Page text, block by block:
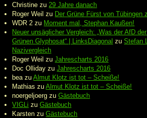
Christine zu 29 Jahre danach
Roger Weil zu Der Grüne Fürst von Tübingen
WDR 2 zu Moment mal, Stephan Kaußen!
Neuer unsäglicher Vergleich: „Was der AfD
Grünen Glyphosat“ | LinksDiagonal zuStefan
Nazivergleich
Roger Weil zuJahrescharts 2016
Doc Olliday zuJahrescharts 2016
bea zuAlmut Klotz ist tot – Scheiße!
Mathias zuAlmut Klotz ist tot – Scheiße!
noergeljoerg zuGästebuch
VIGLi zuGästebuch
Karsten zuGästebuch